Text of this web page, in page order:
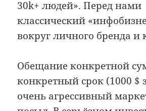
30k+ людей». Перед нами
классический
вокруг личного бренда и
Обещание конкретной
конкретный срок (1000 $
очень агрессивный